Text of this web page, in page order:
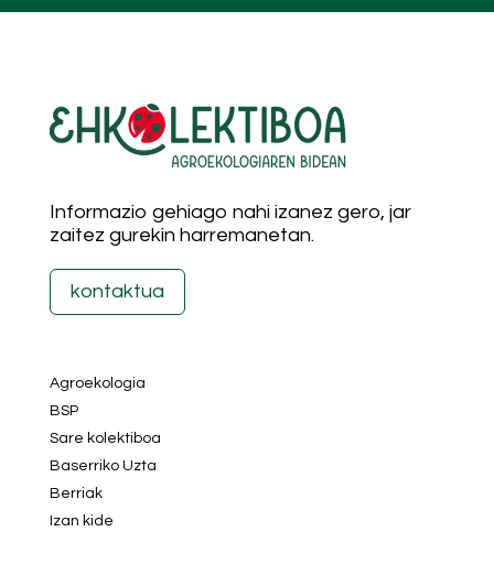
Informazio gehiago nahi izanez gero, jar
zaitez gurekin harremanetan.
kontaktua
Agroekologia
BSP
Sare kolektiboa
Baserriko Uzta
Berriak
Izan kide